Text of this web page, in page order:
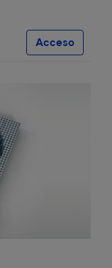
Acceso